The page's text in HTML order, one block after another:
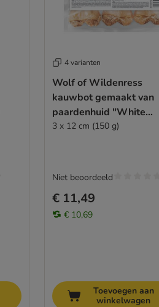
4 varianten
Wolf of Wildenress
kauwbot gemaakt van
paardenhuid "White
Infinity"
3 x 12 cm (150 g)
€ 11,49
€ 10,69
Niet beoordeeld
Toevoegen aan
winkelwagen